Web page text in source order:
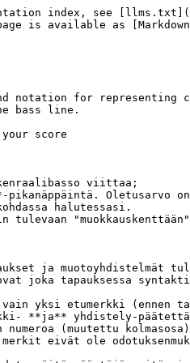
#### Digits

Numerot syötetään suoraan. Useiden allekkain olevien numeroiden ryhmät syötetään myös suoraan yhtenä tekstinä, pinoamalla ne `Enter`-näppäimellä:

<figure><img src="/files/L9oBKLxPWv3tlE5ECFdn" alt="Example 2"><figcaption></figcaption></figure>

#### Accidentals

Etumerkit voidaan syöttää tavallisilla näppäimillä:

| *Syötä:*       | *kirjoita:* |
| -------------- | ----------- |
| kaksoisalennus | bb          |
| alennus        | b           |
| palautus       | h           |
| korotus        | #           |
| kaksoiskorotus | ##          |

Nämä merkit muuttuvat automaattisesti oikeiksi merkeiksi, kun poistut muokkaimesta. Etumerkit voidaan syöttää numeron eteen tai jälkeen (ja toki numeron tilalle, muunnetuille tersseille) vaaditun tyylin mukaisesti; molemmat tyylit on kohdistettu oikein, jolloin etumerkki 'roikkuu' vasemmalla tai oikealla.

#### Combined shapes

Slashed digits or digits with a cross can be entered by adding `\`, `/` or `+` after the digit (combining suffixes); the proper combined shape will be substituted when leaving the editor:

<figure><img src="/files/XEc0peoB3HzAlGAhtOfW" alt="Example 3"><figcaption></figcaption></figure>

Sisäänrakennettu fontti pystyy käsittelemään yhdistelmien vastaavuuksia, suosien yleisempää korvaavaa merkintää:

1+, 2+, 3+, 4+ tuloksena

<figure><img src="/files/wrjm5klfuaN6BOZ51Im7" alt="Modern digits 1"><figcaption></figcaption></figure>

(tai

<figure><img src="/files/IXjrPWvXP1Cj5REHFpev" alt="Historic digits 1"><figcaption></figcaption></figure>

)

ja 5\\, 6\\, 7\\, 8\\, 9\ tuloksena

<figure><img src="/files/p4CzH9v3QH9LXhPTkluD"